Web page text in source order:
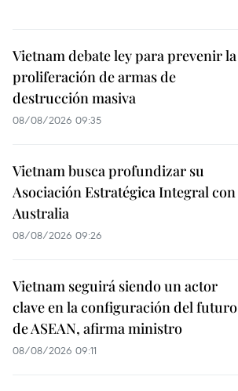
Vietnam debate ley para prevenir la
proliferación de armas de
destrucción masiva
08/08/2026 09:35
Vietnam busca profundizar su
Asociación Estratégica Integral con
Australia
08/08/2026 09:26
Vietnam seguirá siendo un actor
clave en la configuración del futuro
de ASEAN, afirma ministro
08/08/2026 09:11